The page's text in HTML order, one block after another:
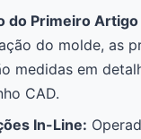
do Primeiro Artigo
do molde, as
medidas em
CAD.
In-Line: